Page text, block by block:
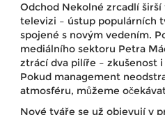
Odchod Nekolné zrcadlí širší
televizi – ústup populárních
spojené s novým vedením.
mediálního sektoru Petra
ztrácí dva pilíře – zkušenost i
Pokud management
atmosféru, můžeme
Nové tváře se už objevují v